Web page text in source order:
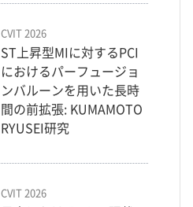
CVIT 2026
ST上昇型MIに対するPCI
におけるパーフュージョ
ンバルーンを用いた長時
間の前拡張: KUMAMOTO
RYUSEI研究
CVIT 2026